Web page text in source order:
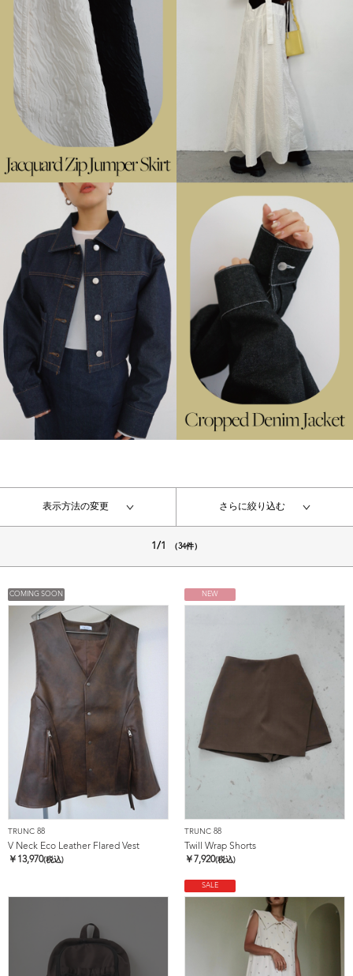
表示方法の変更 さらに絞り込む
1/1 （34件）
COMING SOON
TRUNC 88
V Neck Eco Leather Flared Vest
￥ 13,970(税込)
NEW
TRUNC 88
Twill Wrap Shorts
￥ 7,920(税込)
SALE